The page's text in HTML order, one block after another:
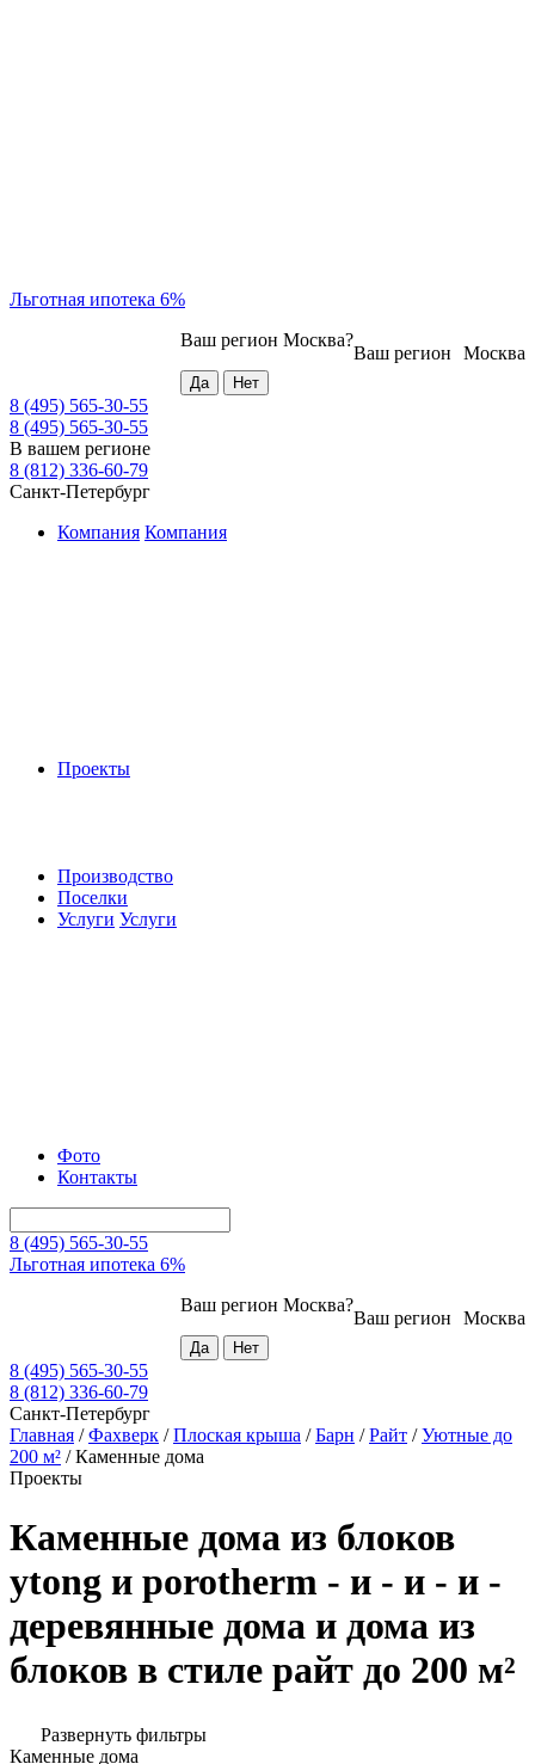
Льготная ипотека 6%
Москва
Ваш регион
Ваш регион Москва?
8 (495) 565-30-55
8 (495) 565-30-55
В вашем регионе
8 (812) 336-60-79
Санкт-Петербург
Компания Компания
Проекты
Производство
Поселки
Услуги Услуги
Фото
Контакты
8 (495) 565-30-55
Льготная ипотека 6%
Москва
Ваш регион
Ваш регион Москва?
8 (495) 565-30-55
8 (812) 336-60-79
Санкт-Петербург
Главная /Фахверк /Плоская крыша /Барн /Райт /Уютные до
200 м² /Каменные дома
Проекты
Каменные дома из блоков
ytong и porotherm - и - и - и -
деревянные дома и дома из
блоков в стиле райт до 200 м²
Развернуть фильтры
Каменные дома